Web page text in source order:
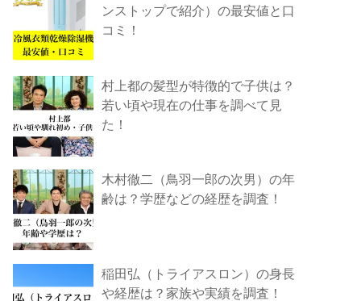
ンストップで紹介）の最安値と口
コミ！
村上都の髪型が特徴的で子供は？
若い頃や現在の仕事を調べて見
た！
木村徹二（鳥羽一郎の次男）の年
齢は？学歴などの経歴を調査！
稲田弘（トライアスロン）の身長
や経歴は？家族や実績を調査！